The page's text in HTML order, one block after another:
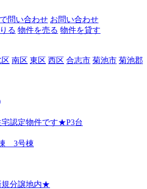
問い合わせ お問い合わせ
る 物件を売る 物件を貸す
南区 東区 西区 合志市 菊池市 菊池郡
認定物件です★P3台
3号棟
規分譲地内★